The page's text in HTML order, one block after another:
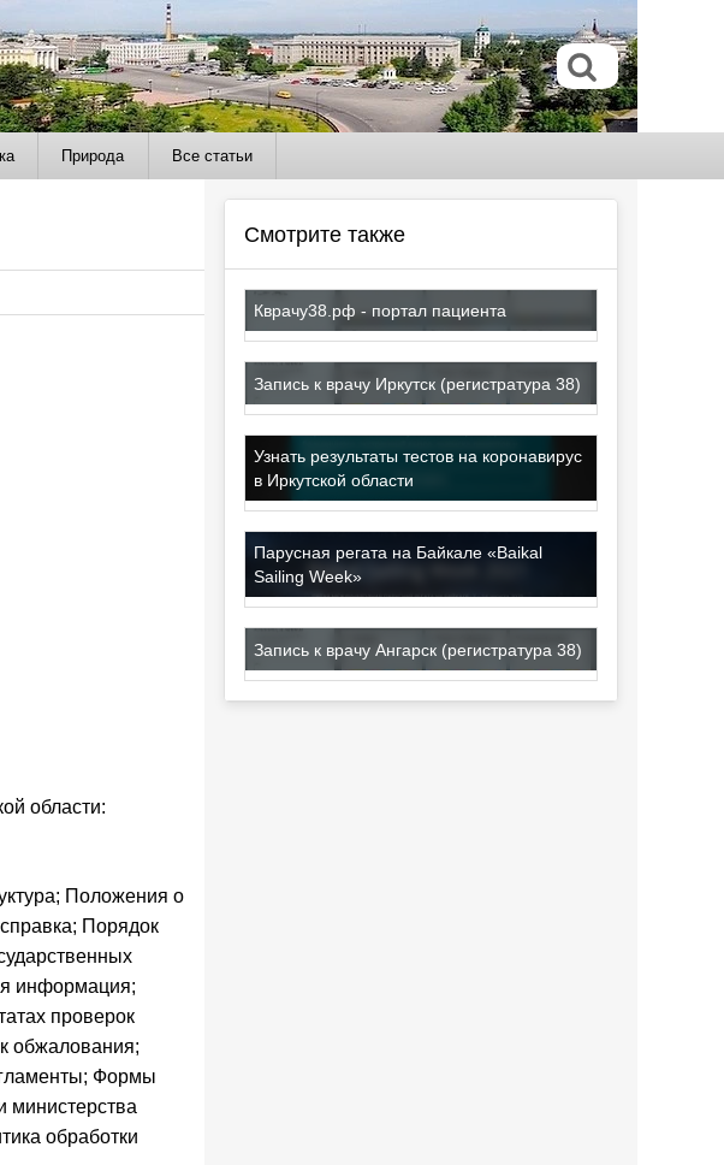
Природа Все статьи
области:
Положения о
Порядок
информация;
проверок
обжалования;
Формы
министерства
обработки
Смотрите также
Кврачу38.рф - портал пациента
Запись к врачу Иркутск (регистратура 38)
Узнать результаты тестов на коронавирус
в Иркутской области
Парусная регата на Байкале «Baikal
Sailing Week»
Запись к врачу Ангарск (регистратура 38)